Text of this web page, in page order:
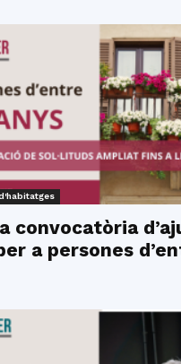
convocatòria
a persones